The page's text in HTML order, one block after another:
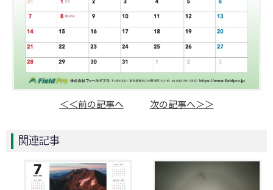
＜＜前の記事へ 次の記事へ＞＞
関連記事